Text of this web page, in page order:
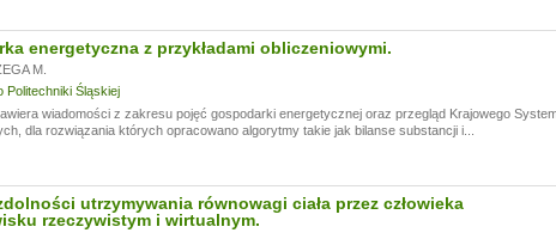
energetyczna z przykładami obliczeniowymi.
M.
Politechniki Śląskiej
wiadomości z zakresu pojęć gospodarki energetycznej oraz przegląd Krajowego
dla rozwiązania których opracowano algorytmy takie jak bilanse substancji i...
utrzymywania równowagi ciała przez człowieka
rzeczywistym i wirtualnym.